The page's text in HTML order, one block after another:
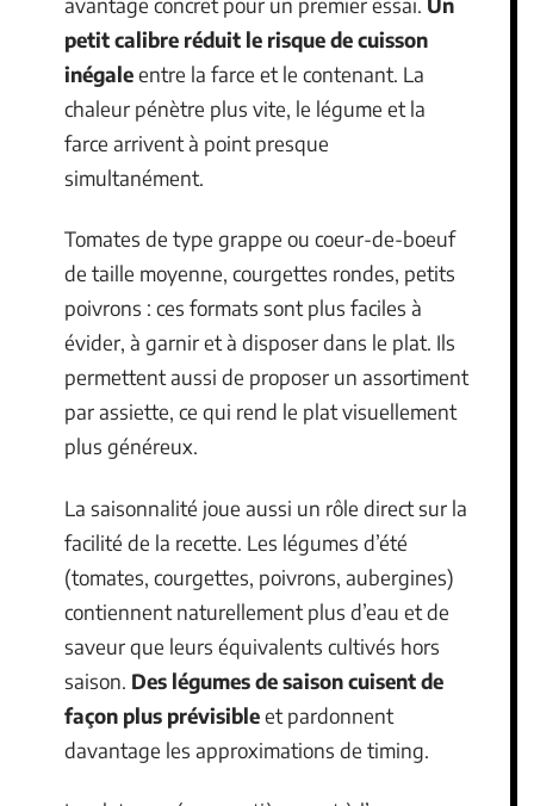
petit calibre réduit le risque de cuisson
inégaleentre la farce et le contenant. La
chaleur pénètre plus vite, le légume et la
farce arrivent à point presque
simultanément.
Tomates de type grappe ou coeur-de-boeuf
de taille moyenne, courgettes rondes, petits
poivrons : ces formats sont plus faciles à
évider, à garnir et à disposer dans le plat. Ils
permettent aussi de proposer un assortiment
par assiette, ce qui rend le plat visuellement
plus généreux.
La saisonnalité joue aussi un rôle direct sur la
facilité de la recette. Les légumes d’été
(tomates, courgettes, poivrons, aubergines)
contiennent naturellement plus d’eau et de
saveur que leurs équivalents cultivés hors
saison. Des légumes de saison cuisent de
façon plus prévisibleet pardonnent
davantage les approximations de timing.